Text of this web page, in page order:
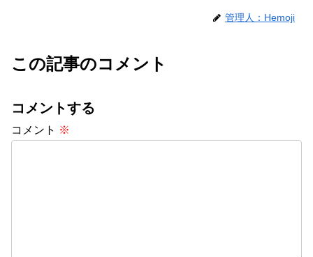
管理人：Hemoji
この記事のコメント
コメントする
コメント ※